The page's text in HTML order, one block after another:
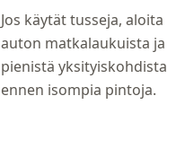
Jos käytät tusseja, aloita
auton matkalaukuista ja
pienistä yksityiskohdista
ennen isompia pintoja.